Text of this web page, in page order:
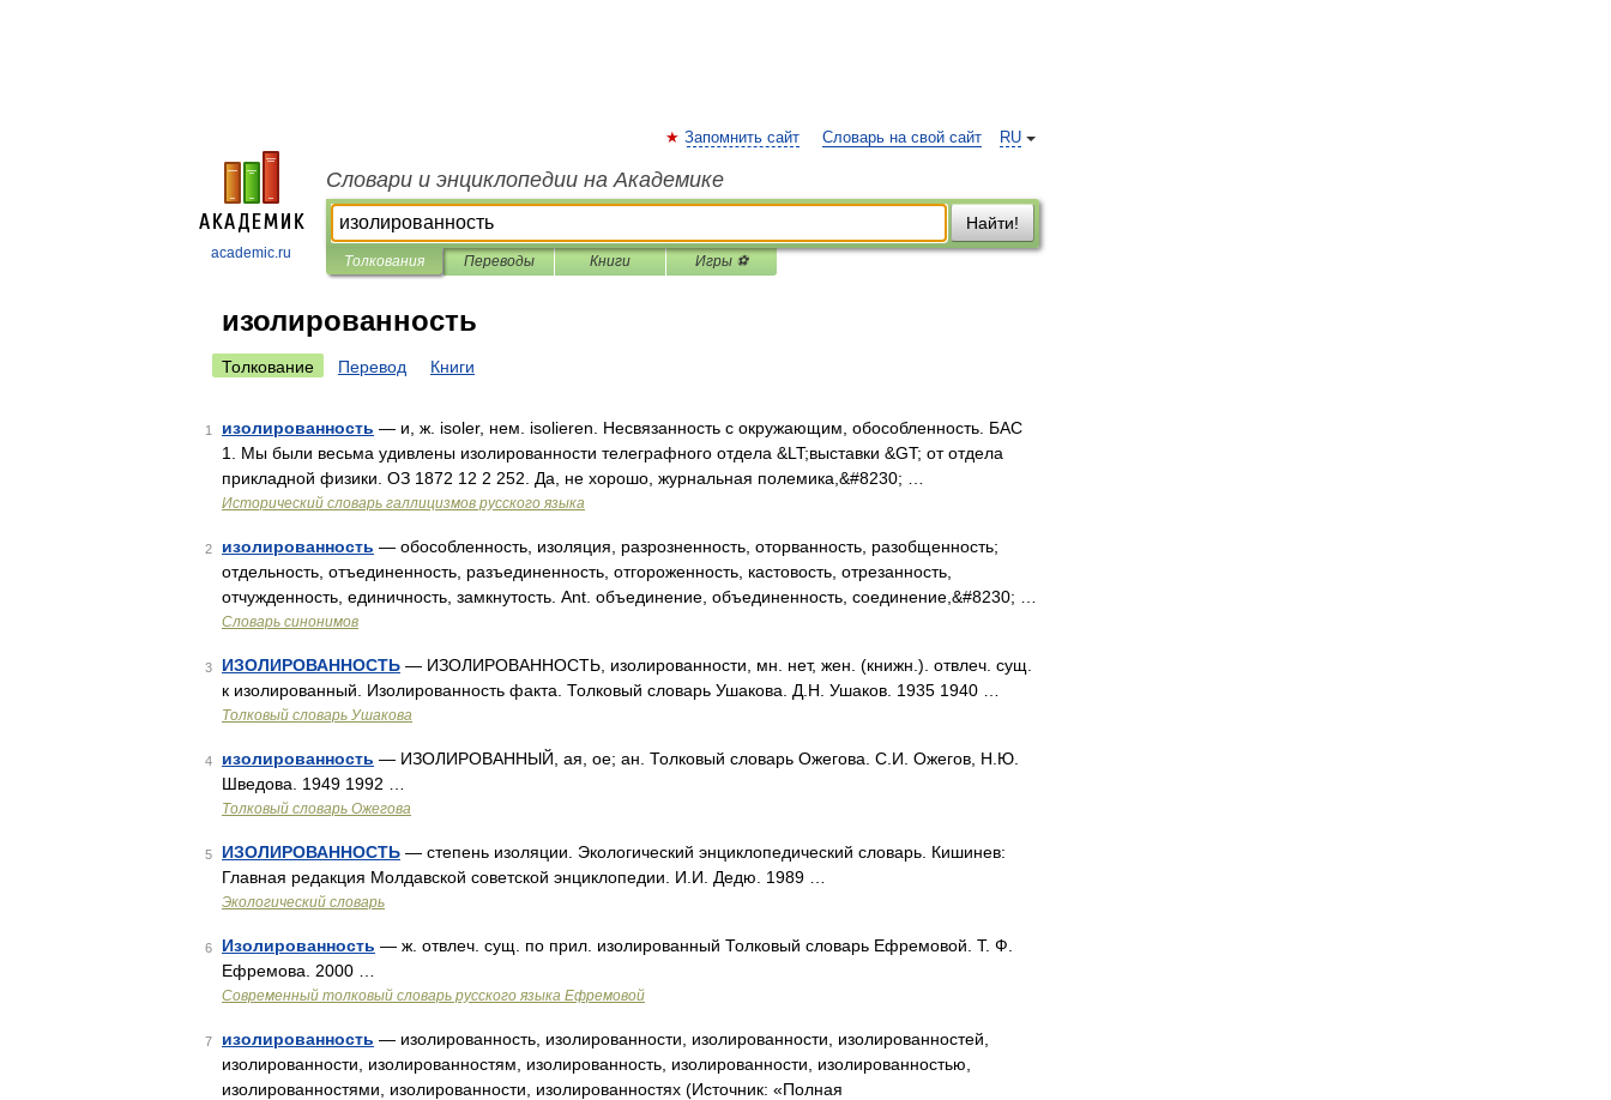
academic.ru
RU
Запомнить сайт Словарь на свой сайт
Словари и энциклопедии на Академике
Найти!
Толкования Переводы Книги Игры ⚽
изолированность
Толкование Перевод Книги
1 изолированность — и, ж. isoler, нем. isolieren. Несвязанность с окружающим, обособленность. БАС
1. Мы были весьма удивлены изолированности телеграфного отдела &LT;выставки &GT; от отдела
прикладной физики. ОЗ 1872 12 2 252. Да, не хорошо, журнальная полемика,&#8230; …
Исторический словарь галлицизмов русского языка
2 изолированность — обособленность, изоляция, разрозненность, оторванность, разобщенность;
отдельность, отъединенность, разъединенность, отгороженность, кастовость, отрезанность,
отчужденность, единичность, замкнутость. Ant. объединение, объединенность, соединение,&#8230; …
Словарь синонимов
3 ИЗОЛИРОВАННОСТЬ — ИЗОЛИРОВАННОСТЬ, изолированности, мн. нет, жен. (книжн.). отвлеч. сущ.
к изолированный. Изолированность факта. Толковый словарь Ушакова. Д.Н. Ушаков. 1935 1940 …
Толковый словарь Ушакова
4 изолированность — ИЗОЛИРОВАННЫЙ, ая, ое; ан. Толковый словарь Ожегова. С.И. Ожегов, Н.Ю.
Шведова. 1949 1992 …
Толковый словарь Ожегова
5 ИЗОЛИРОВАННОСТЬ — степень изоляции. Экологический энциклопедический словарь. Кишинев:
Главная редакция Молдавской советской энциклопедии. И.И. Дедю. 1989 …
Экологический словарь
6 Изолированность — ж. отвлеч. сущ. по прил. изолированный Толковый словарь Ефремовой. Т. Ф.
Ефремова. 2000 …
Современный толковый словарь русского языка Ефремовой
7 изолированность — изолированность, изолированности, изолированности, изолированностей,
изолированности, изолированностям, изолированность, изолированности, изолированностью,
изолированностями, изолированности, изолированностях (Источник: «Полная